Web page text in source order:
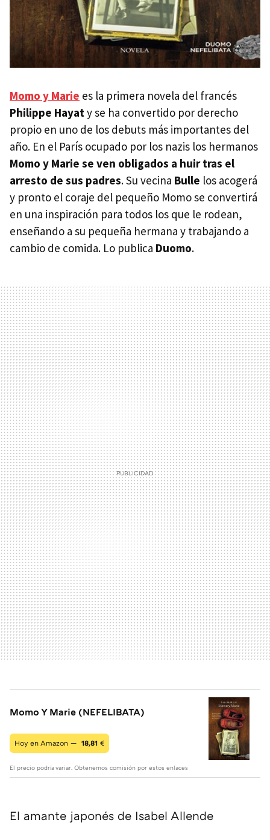
Momo y Marie es la primera novela del francés
Philippe Hayaty se ha convertido por derecho
propio en uno de los debuts más importantes del
año. En el París ocupado por los nazis los hermanos
Momo y Marie se ven obligados a huir tras el
arresto de sus padres. Su vecina Bulle los acogerá
y pronto el coraje del pequeño Momo se convertirá
en una inspiración para todos los que le rodean,
enseñando a su pequeña hermana y trabajando a
cambio de comida. Lo publica Duomo.
Momo Y Marie (NEFELIBATA)
Hoy en Amazon — 18,81 €
El precio podría variar. Obtenemos comisión por estos enlaces
El amante japonés de Isabel Allende